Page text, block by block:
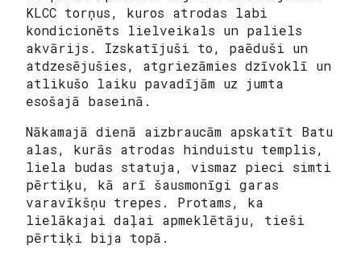
KLCC torņus, kuros atrodas labi
kondicionēts lielveikals un paliels
akvārijs. Izskatījuši to, paēduši un
atdzesējušies, atgriezāmies dzīvoklī un
atlikušo laiku pavadījām uz jumta
esošajā baseinā.
Nākamajā dienā aizbraucām apskatīt Batu
alas, kurās atrodas hinduistu templis,
liela budas statuja, vismaz pieci simti
pērtiķu, kā arī šausmonīgi garas
varavīkšņu trepes. Protams, ka
lielākajai daļai apmeklētāju, tieši
pērtiķi bija topā.